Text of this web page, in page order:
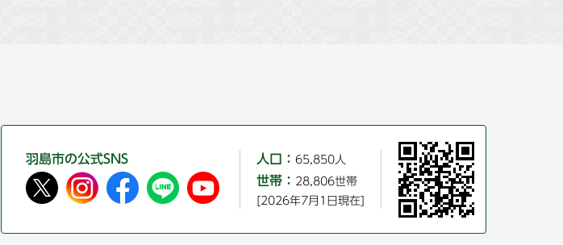
羽島市の公式SNS 人口： 65,850人
世帯： 28,806世帯
[2026年7月1日現在]